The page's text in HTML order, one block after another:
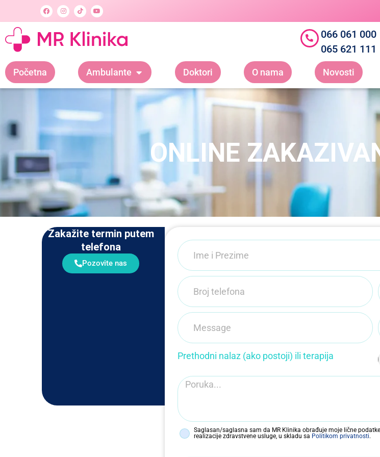
066 061 000
065 621 111
Početna Ambulante Doktori O nama Novosti
ONLINE
Zakažite termin putem
telefona
Pozovite nas
Prethodni nalaz (ako postoji) ili terapija
Saglasan/saglasna sam da MR Klinika obrađuje moje lične
realizacije zdravstvene usluge, u skladu sa Politikom privatnosti.